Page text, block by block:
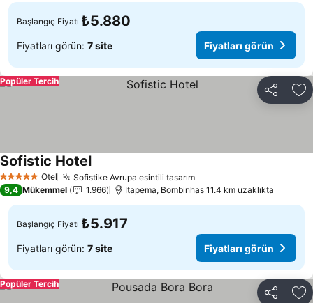
Başlangıç Fiyatı ₺5.880
Fiyatları görün: 7 site Fiyatları görün
Paylaş
Popüler Tercih
5 Yıldız Otel Sofistike Avrupa esintili tasarımFiyatları görün
Sofistic HotelFiyatları görün
9,4 Mükemmel 1.966 Itapema, Bombinhas 11.4 km uzaklıkta
Başlangıç Fiyatı ₺5.917
Fiyatları görün: 7 site Fiyatları görün
Paylaş
Popüler Tercih